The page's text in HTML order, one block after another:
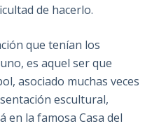
de hacerlo.
que tenían los
es aquel ser que
asociado muchas veces
escultural,
en la famosa Casa del